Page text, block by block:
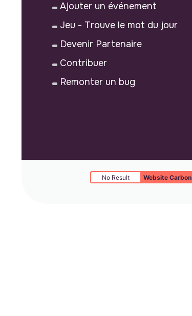
Ajouter un événement
Jeu - Trouve le mot du jour
Devenir Partenaire
Contribuer
Remonter un bug
No Result Website Carbon